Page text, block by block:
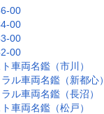
00
00
00
00
車両名鑑（市川）
ル車両名鑑（新都心）
ル車両名鑑（長沼）
車両名鑑（松戸）